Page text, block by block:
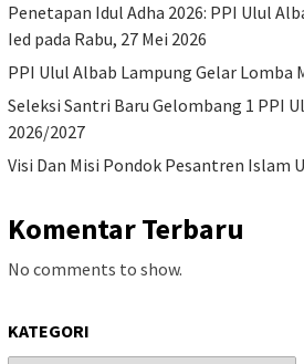
Penetapan Idul Adha 2026: PPI Ulul
Ied pada Rabu, 27 Mei 2026
PPI Ulul Albab Lampung Gelar Lomba
Seleksi Santri Baru Gelombang 1 PPI
2026/2027
Visi Dan Misi Pondok Pesantren Islam
Komentar Terbaru
No comments to show.
KATEGORI